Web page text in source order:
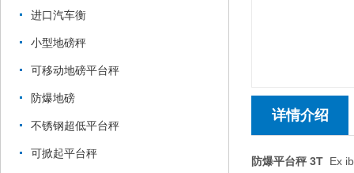
进口汽车衡
小型地磅秤
可移动地磅平台秤
防爆地磅
不锈钢超低平台秤
可掀起平台秤
详情介绍
防爆平台秤 3T Ex